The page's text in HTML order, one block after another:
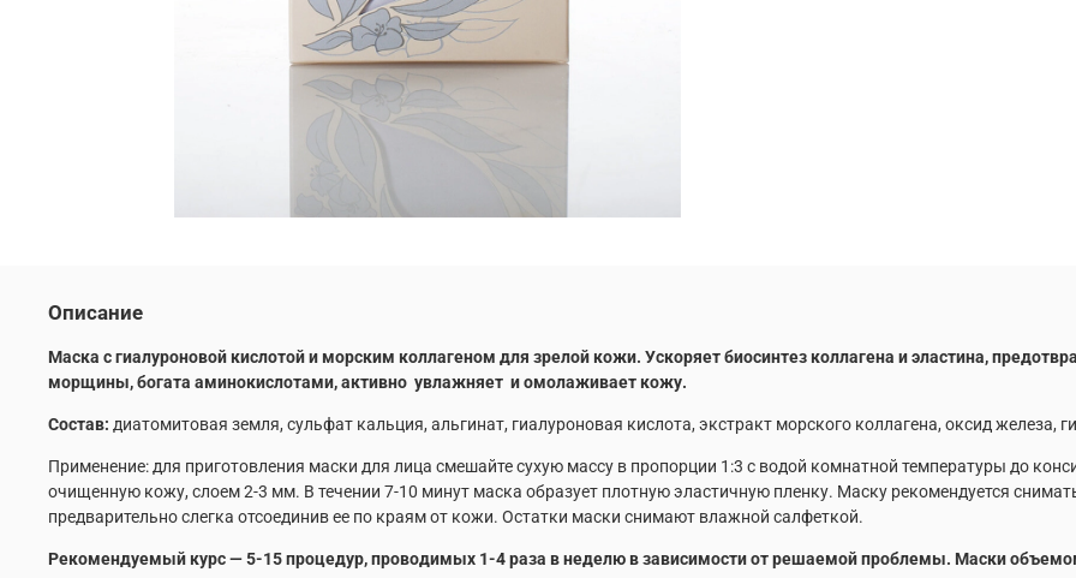
Описание
Маска с гиалуроновой кислотой и морским коллагеном для зрелой кожи. Ускоряет биосинтез коллагена и эластина,
морщины, богата аминокислотами, активно увлажняет и омолаживает кожу.
Состав: диатомитовая земля, сульфат кальция, альгинат, гиалуроновая кислота, экстракт морского коллагена, оксид
Применение: для приготовления маски для лица смешайте сухую массу в пропорции 1:3 с водой комнатной температуры до
очищенную кожу, слоем 2-3 мм. В течении 7-10 минут маска образует плотную эластичную пленку. Маску рекомендуется
предварительно слегка отсоединив ее по краям от кожи. Остатки маски снимают влажной салфеткой.
Рекомендуемый курс — 5-15 процедур, проводимых 1-4 раза в неделю в зависимости от решаемой проблемы. Маски